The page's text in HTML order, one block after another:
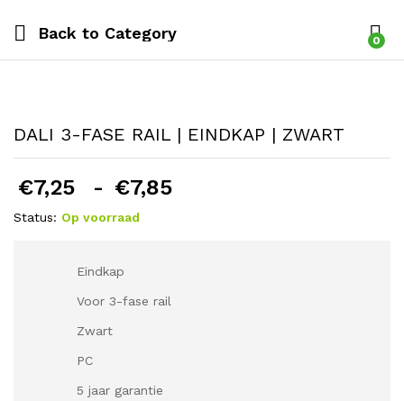
Back to Category 0
DALI 3-FASE RAIL | EINDKAP | ZWART
€7,25 - €7,85
Status: Op voorraad
Eindkap
Voor 3-fase rail
Zwart
PC
5 jaar garantie